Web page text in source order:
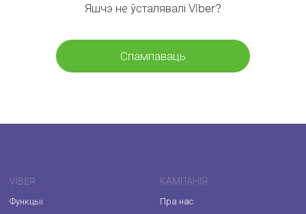
Яшчэ не ўсталявалі Viber?
Спампаваць
VIBER
Функцыі
КАМПАНІЯ
Пра нас